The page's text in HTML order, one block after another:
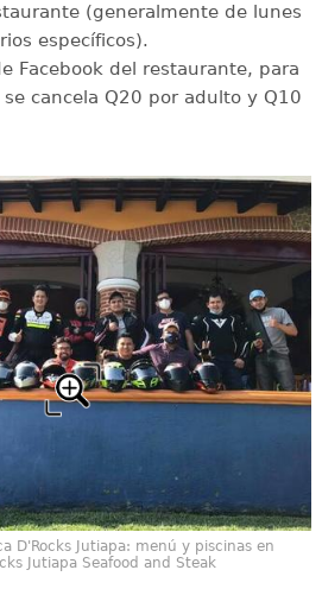
(generalmente de lunes
específicos).
Facebook del restaurante, para
cancela Q20 por adulto y Q10
D'Rocks Jutiapa: menú y piscinas en
Jutiapa Seafood and Steak